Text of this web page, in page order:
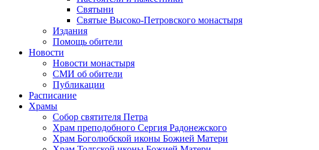
Святыни
Святые Высоко-Петровского монастыря
Издания
Помощь обители
Новости
Новости монастыря
СМИ об обители
Публикации
Расписание
Храмы
Собор святителя Петра
Храм преподобного Сергия Радонежского
Храм Боголюбской иконы Божией Матери